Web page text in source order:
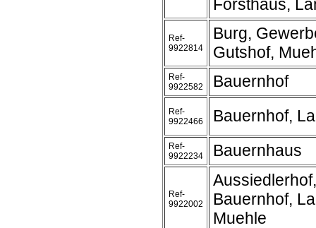
Forsthaus,
Ref-
9922814
Burg,
Gutshof,
Ref-
9922582
Bauernhof
Ref-
9922466
Bauernhof,
Ref-
9922234
Bauernhaus
Ref-
9922002
Bauernhof,
Muehle